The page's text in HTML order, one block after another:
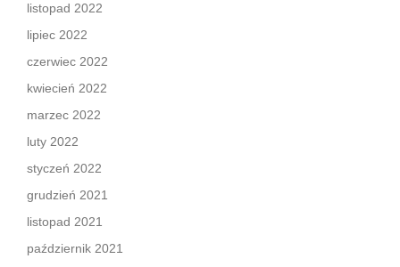
listopad 2022
lipiec 2022
czerwiec 2022
kwiecień 2022
marzec 2022
luty 2022
styczeń 2022
grudzień 2021
listopad 2021
październik 2021